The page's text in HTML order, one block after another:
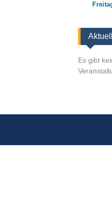
Es gibt